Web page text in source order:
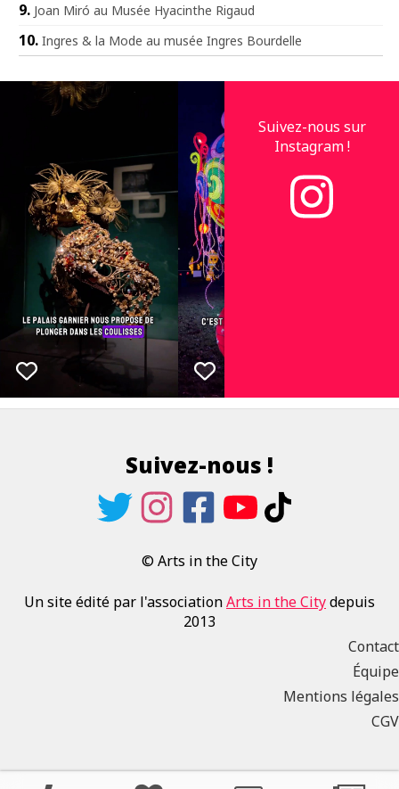
Joan Miró au Musée Hyacinthe Rigaud
Ingres & la Mode au musée Ingres Bourdelle
Suivez-nous sur
Instagram !
Suivez-nous !
© Arts in the City
Un site édité par l'associationArts in the Citydepuis
2013
Contact
Équipe
Mentions légales
CGV